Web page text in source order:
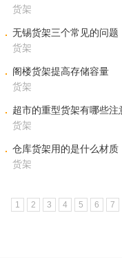
货架
无锡货架三个常见的问题
货架
阁楼货架提高存储容量
货架
超市的重型货架有哪些注
货架
仓库货架用的是什么材质
货架
1 2 3 4 5 6 7